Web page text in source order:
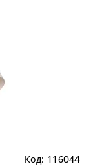
116044